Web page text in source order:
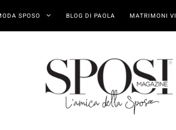
SPOSO BLOG DI PAOLA MATRIMONI